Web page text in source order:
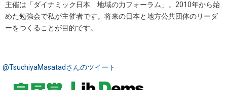
主催は「ダイナミック日本 地域の力フォーラム」。2010年から始
めた勉強会で私が主催者です。将来の日本と地方公共団体のリーダ
ーをつくることが目的です。
@TsuchiyaMasatadさんのツイート